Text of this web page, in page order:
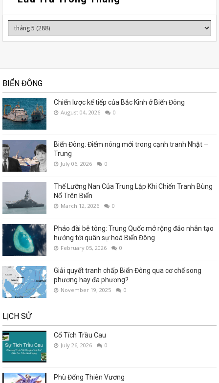
BIỂN ĐÔNG
Chiến lược kế tiếp của Bắc Kinh ở Biển Đông
August 04, 2026 0
Biển Đông: Điểm nóng mới trong cạnh tranh Nhật –
Trung
July 06, 2026 0
Thế Lưỡng Nan Của Trung Lập Khi Chiến Tranh Bùng
Nổ Trên Biển
March 12, 2026 0
Pháo đài bê tông: Trung Quốc mở rộng đảo nhân tạo
hướng tới quân sự hoá Biển Đông
February 05, 2026 0
Giải quyết tranh chấp Biển Đông qua cơ chế song
phương hay đa phương?
November 19, 2025 0
LỊCH SỬ
Cổ Tích Trầu Cau
July 26, 2026 0
Phù Đổng Thiên Vương